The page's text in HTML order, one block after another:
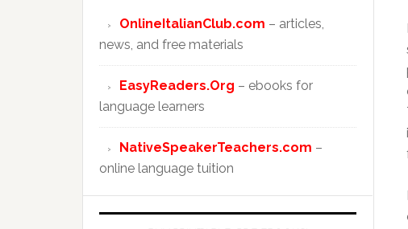
OnlineItalianClub.com – articles,
news, and free materials
EasyReaders.Org – ebooks for
language learners
NativeSpeakerTeachers.com –
online language tuition